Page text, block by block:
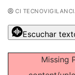
CI
Escuchar
Missing